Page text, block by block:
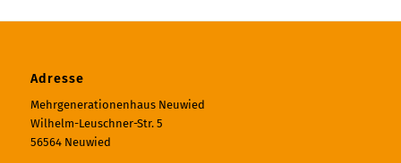
Adresse
Mehrgenerationenhaus Neuwied
Wilhelm-Leuschner-Str. 5
56564 Neuwied